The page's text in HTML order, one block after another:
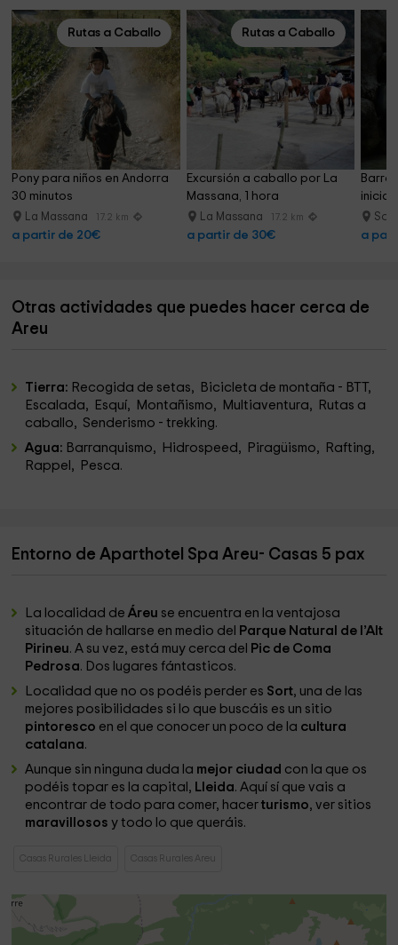
Rutas a Caballo
Pony para niños en Andorra
30 minutos
La Massana 17.2 km
a partir de 20€
Rutas a Caballo
Excursión a caballo por La
Massana, 1 hora
La Massana 17.2 km
a partir de 30€
Sort
a
Otras actividades que puedes hacer cerca de
Areu
Tierra: Recogida de setas, Bicicleta de montaña - BTT,
Escalada, Esquí, Montañismo, Multiaventura, Rutas a
caballo, Senderismo - trekking.
Agua: Barranquismo, Hidrospeed, Piragüismo, Rafting,
Rappel, Pesca.
Entorno de Aparthotel Spa Areu- Casas 5 pax
La localidad deÁreu se encuentra en la ventajosa
situación de hallarse en medio del
Parque Natural de l’Alt
Pirineu. A su vez, está muy cerca del
Pic de Coma
Pedrosa. Dos lugares fántasticos.
Localidad que no os podéis perder es Sort, una de las
mejores posibilidades si lo que buscáis es un sitio
pintoresco en el que conocer un poco de la cultura
catalana.
Aunque sin ninguna duda la mejor ciudad con la que os
podéis topar es la capital, Lleida. Aquí sí que vais a
encontrar de todo para comer, hacerturismo, ver sitios
maravillososy todo lo que queráis.
Casas Rurales Lleida Casas Rurales Areu